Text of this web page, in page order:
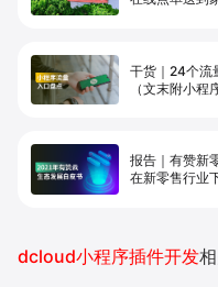
干货｜24个流
（文末附小程
报告｜有赞新
在新零售⾏业
dcloud小程序插件开发